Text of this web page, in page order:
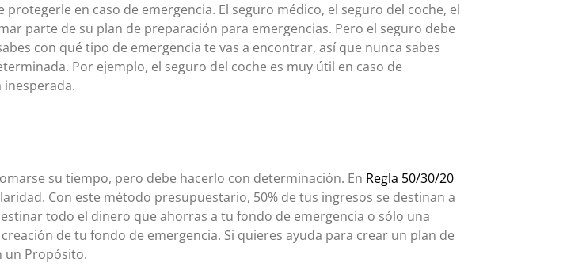
en caso de emergencia. El seguro médico, el seguro del coche, el
parte de su plan de preparación para emergencias. Pero el seguro debe
con qué tipo de emergencia te vas a encontrar, así que nunca sabes
Por ejemplo, el seguro del coche es muy útil en caso de
su tiempo, pero debe hacerlo con determinación. En Regla 50/30/20
Con este método presupuestario, 50% de tus ingresos se destinan a
todo el dinero que ahorras a tu fondo de emergencia o sólo una
de tu fondo de emergencia. Si quieres ayuda para crear un plan de
un Propósito.